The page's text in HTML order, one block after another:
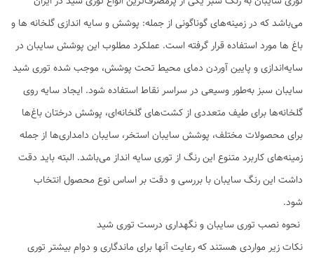
می‌باشد که در زمینه‌های گوناگونی از جمله: پوشش و سایه اندازی گلخانه ها و
باغ ها مورد استفاده قرار گرفته است. عملکرد مطلوب این پوشش سایبان در
سایه‌اندازی و پایین آوردن دمای محیط تحت پوشش، موجب شده توری شید
سایبان سبز به‌طور وسیعی در سراسر نقاط استفاده شود. ایجاد سایه روی
گلخانه‌ها برای طیف متعددی از کشت‌های گلخانه‌ای، پوشش درختان باغ‌ها
برای محصولات مختلف، پوشش سایبان استخر، سایبان دامداری‌ها از جمله
زمینه‌های کاربرد متنوع این رنگ از توری سایه انداز می‌باشد. البته باید دقت
داشت این رنگ سایبان با بررسی و دقت بر اساس نوع محصول انتخاب
شود.
نحوه نصب توری سایبان و نگهداری درست توری شید
نکات زیر مواردی هستند که رعایت آنها برای ماندگاری و دوام بیشتر توری